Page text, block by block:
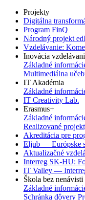
Projekty
Digitálna
Program FinQ
Národný projekt
Vzdelávanie:
Inovácia
Základné
Multimediálna
IT Akadémia
Základné
IT Creativity Lab.
Erasmus+
Základné
Realizované
Akreditácia pre
Eljub — Európske
Aktualizačné
Interreg SK-HU:
IT Valley —
Škola bez nenávisti
Základné
Schránka dôvery